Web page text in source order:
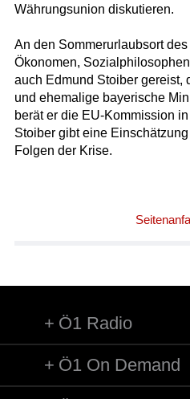
Währungsunion diskutieren.
An den Sommerurlaubsort
Ökonomen,
auch Edmund Stoiber gereist,
und ehemalige bayerische
berät er die EU-Kommission
Stoiber gibt eine
Folgen der Krise.
Ö1 Radio
Ö1 On Demand